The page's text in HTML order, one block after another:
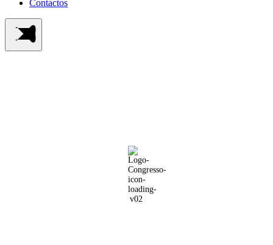
Contactos